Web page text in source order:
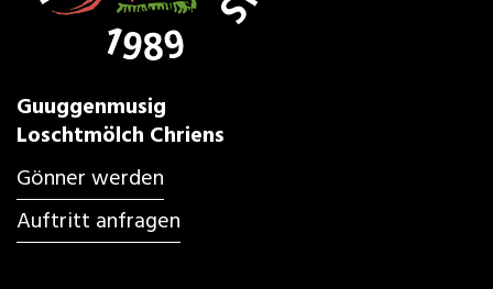
Guuggenmusig
Loschtmölch Chriens
Gönner werden
Auftritt anfragen